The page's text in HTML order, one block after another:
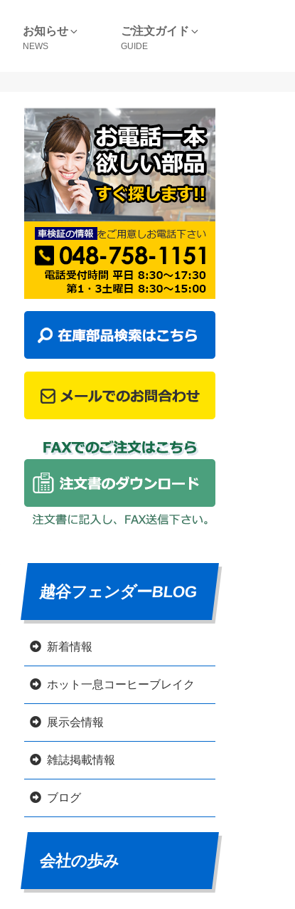
お知らせ ご注文ガイド
越谷フェンダーBLOG
新着情報
ホット一息コーヒーブレイク
展示会情報
雑誌掲載情報
ブログ
会社の歩み